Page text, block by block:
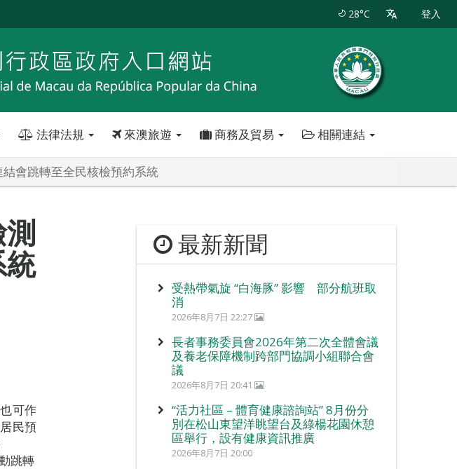
28°C 登入
法律法規 來澳旅遊 商務及貿易 相關連結
會跳轉至全民核檢預約系統
可作
民預
跳轉
最新新聞
受熱帶氣旋 “白海豚” 影響 部分航班取
消
2026年8月7日 22:27
長者事務委員會2026年第二次全體會議
及養老保障機制跨部門協調小組聯合會
議
2026年8月7日 20:41
“活力社區 – 體育健康諮詢站” 8月份分
別在松山東望洋眺望台及綠楊花園休憩
區舉行，設有健康資訊推廣
2026年8月7日 20:00